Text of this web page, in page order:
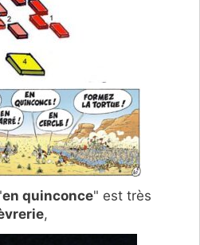
en quinconce" est très
,